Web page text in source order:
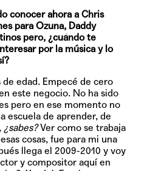
conocer ahora a Chris
para Ozuna, Daddy
pero, ¿cuándo te
por la música y lo
de edad. Empecé de cero
este negocio. No ha sido
pero en ese momento no
escuela de aprender, de
¿sabes?Ver como se trabaja
cosas, fue para mi una
llega el 2009-2010 y voy
y compositor aquí en